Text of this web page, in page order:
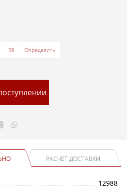
59 Определить
РАСЧЕТ ДОСТАВКИ
12988